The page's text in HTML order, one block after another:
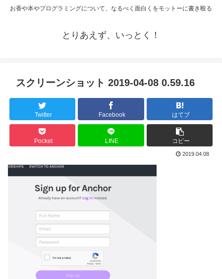
お香や本やプログラミングについて、なるべく面白くをモットーに書き殴る
とりあえず、いっとく！
スクリーンショット 2019-04-08 0.59.16
Twitter Facebook はてブ
Pocket LINE コピー
2019.04.08